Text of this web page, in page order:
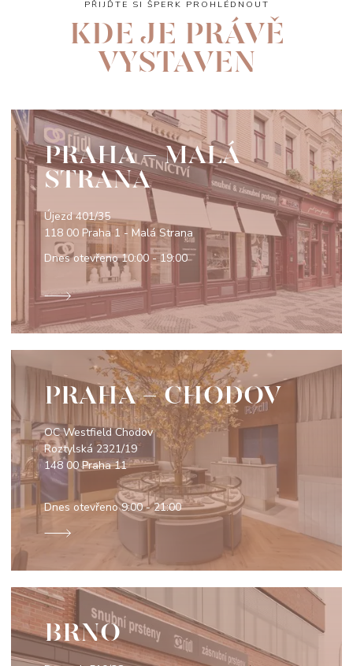
PŘIJĎTE SI ŠPERK PROHLÉDNOUT
KDE JE PRÁVĚ
VYSTAVEN
PRAHA - MALÁ
STRANA
Újezd 401/35
118 00 Praha 1 - Malá Strana
Dnes otevřeno10:00 - 19:00
PRAHA - CHODOV
OC Westfield Chodov
Roztylská 2321/19
148 00 Praha 11
Dnes otevřeno9:00 - 21:00
BRNO